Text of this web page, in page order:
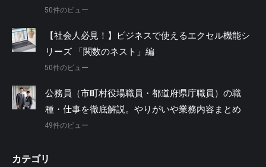
50件のビュー
【社会人必見！】ビジネスで使えるエクセル機能シ
リーズ 「関数のネスト」編
50件のビュー
公務員（市町村役場職員・都道府県庁職員）の職
種・仕事を徹底解説。やりがいや業務内容まとめ
49件のビュー
カテゴリ